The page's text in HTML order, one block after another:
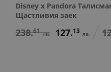
Disney x Pandora
Щастливия заек
238.61 лв. 127.13 лв.